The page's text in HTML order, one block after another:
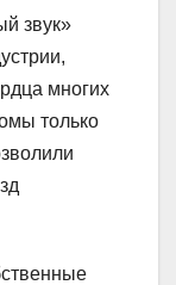
звук»
многих
только